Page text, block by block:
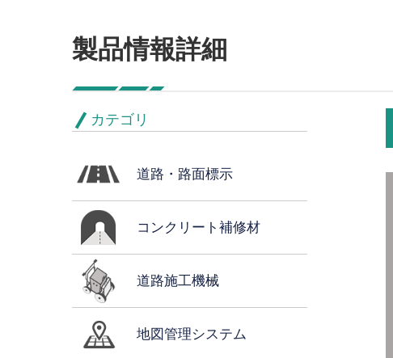
製品情報詳細
カテゴリ
道路・路面標示
コンクリート補修材
道路施工機械
地図管理システム